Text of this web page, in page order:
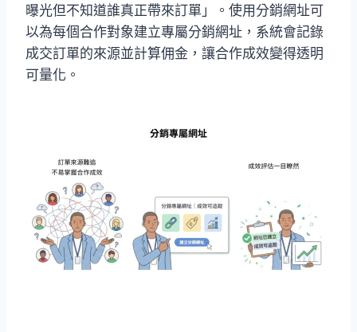
曝光但不知道誰真正帶來訂單」。使用分銷網址可
以為每個合作對象建立專屬分銷網址，系統會記錄
成交訂單的來源並計算佣金，讓合作成效變得透明
可量化。